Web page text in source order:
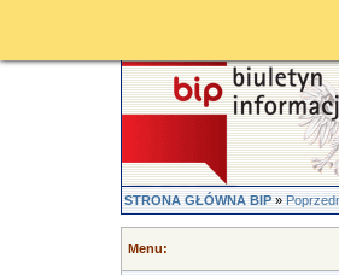
STRONA GŁÓWNA BIP»
Menu: